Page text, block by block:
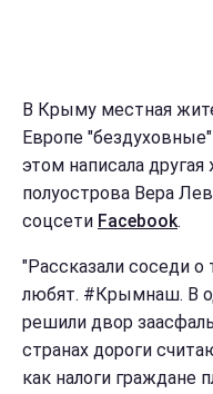
В Крыму местная
Европе
этом написала
полуострова Вера
соцсети Facebook.
"Рассказали соседи
любят. #Крымнаш. В
решили двор
странах дороги
как налоги граждане